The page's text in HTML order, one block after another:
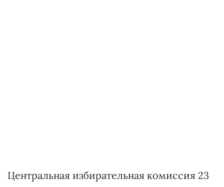
Центральная избирательная комиссия 23